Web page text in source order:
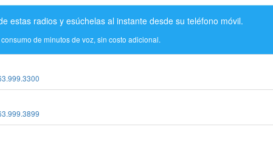
estas radios y esúchelas al instante desde su teléfono móvil.
de minutos de voz, sin costo adicional.